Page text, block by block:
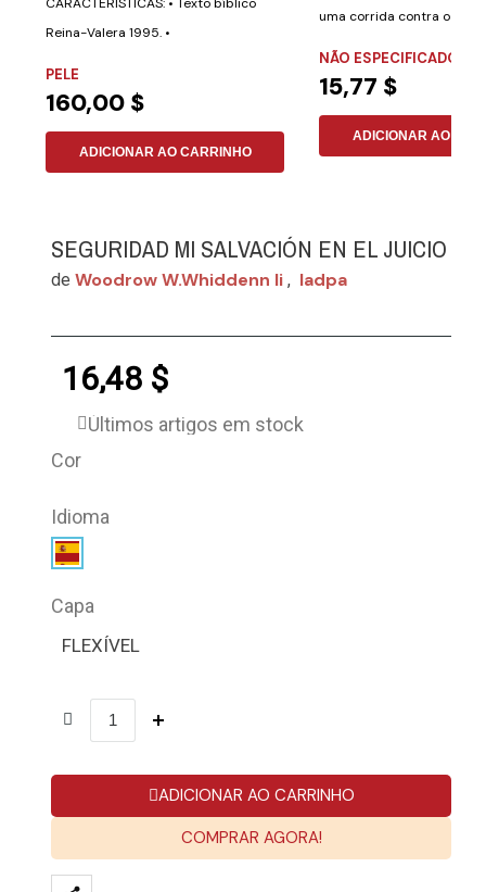
Reina-Valera 1995. •
PELE
160,00 $
ADICIONAR AO CARRINHO
uma corrida contra o
NÃO ESPECIFICADO
15,77 $
ADICIONAR AO
SEGURIDAD MI SALVACIÓN EN EL JUICIO
deWoodrow W.whiddenn Ii , Iadpa
16,48 $
Últimos artigos em stock
Cor
Idioma
Capa
FLEXÍVEL
ADICIONAR AO CARRINHO
COMPRAR AGORA!